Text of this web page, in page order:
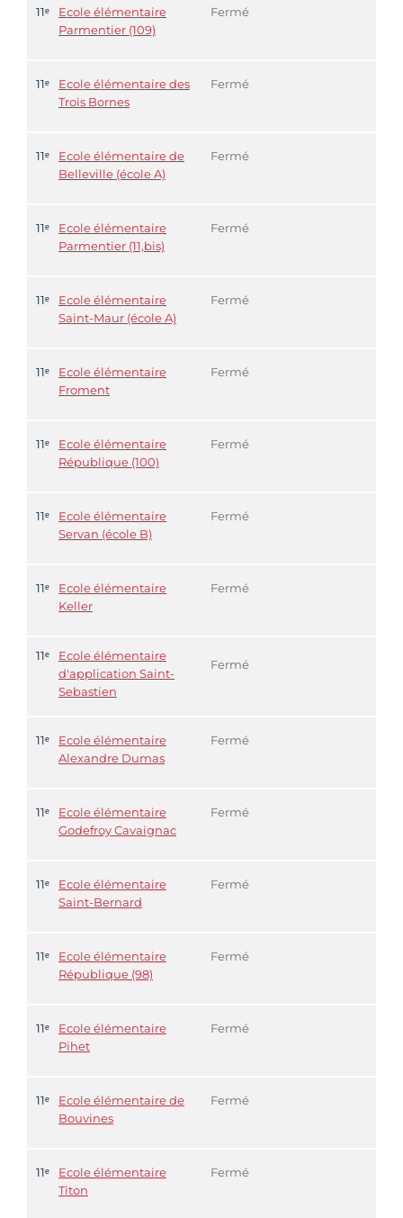
11ᵉ
Ecole élémentaire
Parmentier (109)
Fermé
11ᵉ
Ecole élémentaire des
Trois Bornes
Fermé
11ᵉ
Ecole élémentaire de
Belleville (école A)
Fermé
11ᵉ
Ecole élémentaire
Parmentier (11,bis)
Fermé
11ᵉ
Ecole élémentaire
Saint-Maur (école A)
Fermé
11ᵉ
Ecole élémentaire
Froment
Fermé
11ᵉ
Ecole élémentaire
République (100)
Fermé
11ᵉ
Ecole élémentaire
Servan (école B)
Fermé
11ᵉ
Ecole élémentaire
Keller
Fermé
11ᵉ
Ecole élémentaire
d'application Saint-
Sebastien
Fermé
11ᵉ
Ecole élémentaire
Alexandre Dumas
Fermé
11ᵉ
Ecole élémentaire
Godefroy Cavaignac
Fermé
11ᵉ
Ecole élémentaire
Saint-Bernard
Fermé
11ᵉ
Ecole élémentaire
République (98)
Fermé
11ᵉ
Ecole élémentaire
Pihet
Fermé
11ᵉ
Ecole élémentaire de
Bouvines
Fermé
11ᵉ
Ecole élémentaire
Titon
Fermé